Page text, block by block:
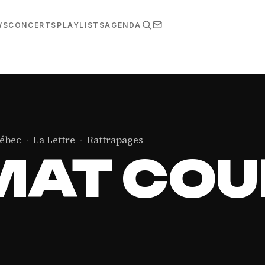
CONCERTS PLAYLISTSAGENDA
· La Lettre · Rattrapages
#102 :